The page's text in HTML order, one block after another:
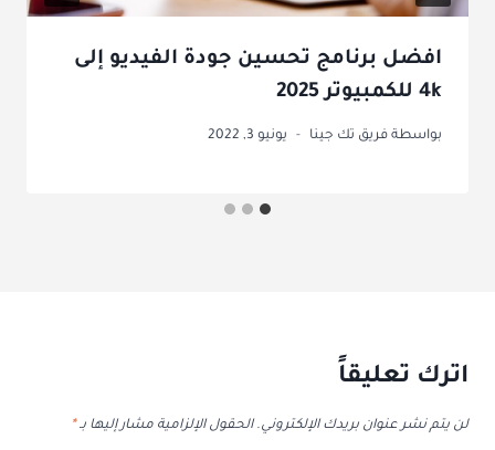
افضل برنامج تحسين جودة الفيديو إلى
4k للكمبيوتر 2025
بواسطة فريق تك جينا يونيو 3, 2022
اترك تعليقاً
لن يتم نشر عنوان بريدك الإلكتروني. الحقول الإلزامية مشار إليها بـ*